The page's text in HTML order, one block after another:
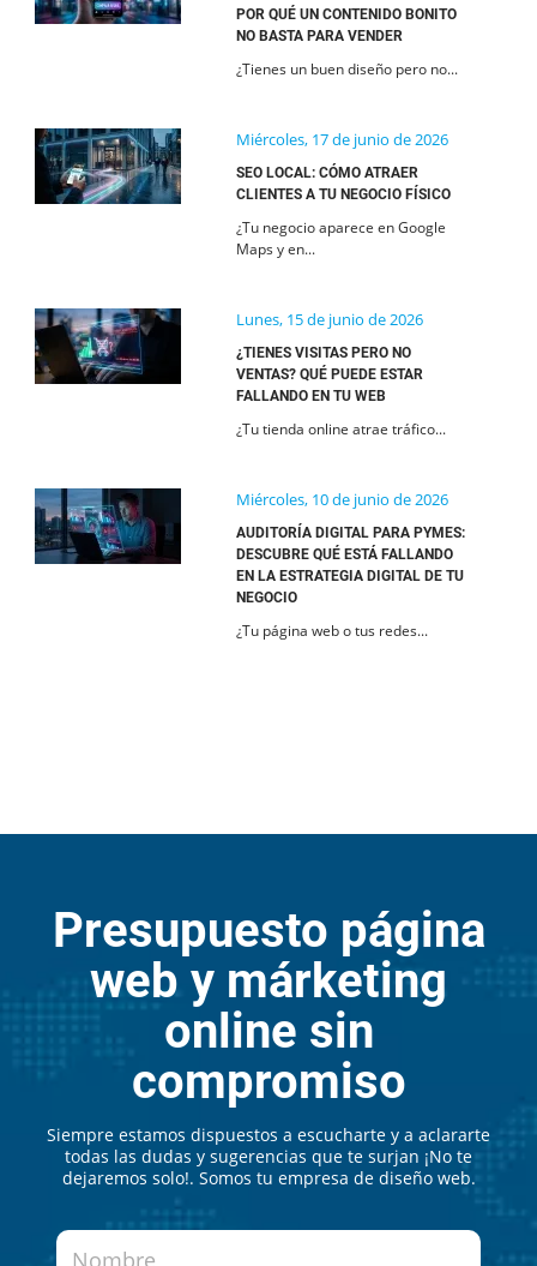
POR QUÉ UN CONTENIDO BONITO
NO BASTA PARA VENDER
¿Tienes un buen diseño pero no...
Miércoles, 17 de junio de 2026
SEO LOCAL: CÓMO ATRAER
CLIENTES A TU NEGOCIO FÍSICO
¿Tu negocio aparece en Google
Maps y en...
Lunes, 15 de junio de 2026
¿TIENES VISITAS PERO NO
VENTAS? QUÉ PUEDE ESTAR
FALLANDO EN TU WEB
¿Tu tienda online atrae tráfico...
Miércoles, 10 de junio de 2026
AUDITORÍA DIGITAL PARA PYMES:
DESCUBRE QUÉ ESTÁ FALLANDO
EN LA ESTRATEGIA DIGITAL DE TU
NEGOCIO
¿Tu página web o tus redes...
Presupuesto página
web y márketing
online sin
compromiso
Siempre estamos dispuestos a escucharte y a aclararte
todas las dudas y sugerencias que te surjan ¡No te
dejaremos solo!. Somos tu empresa de diseño web.